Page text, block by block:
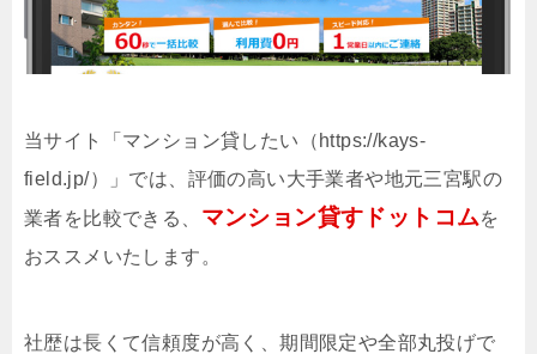
当サイト「マンション貸したい（https://kays-
field.jp/）」では、評価の高い大手業者や地元三宮駅の
業者を比較できる、 マンション貸すドットコムを
おススメいたします。
社歴は長くて信頼度が高く、期間限定や全部丸投げで